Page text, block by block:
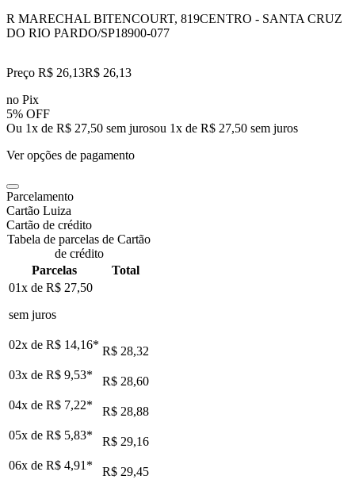
R MARECHAL BITENCOURT, 819CENTRO - SANTA CRUZ
DO RIO PARDO/SP18900-077
Preço R$ 26,13R$ 26,13
no Pix
5% OFF
Ou 1x de R$ 27,50 sem jurosou 1x de R$ 27,50 sem juros
Ver opções de pagamento
Parcelamento
Cartão Luiza
Cartão de crédito
Tabela de parcelas de Cartão
de crédito
Parcelas
Total
01x de R$ 27,50
sem juros
02x de R$ 14,16* R$ 28,32
03x de R$ 9,53*
R$ 28,60
04x de R$ 7,22*
R$ 28,88
05x de R$ 5,83*
R$ 29,16
06x de R$ 4,91 *
R$ 29,45